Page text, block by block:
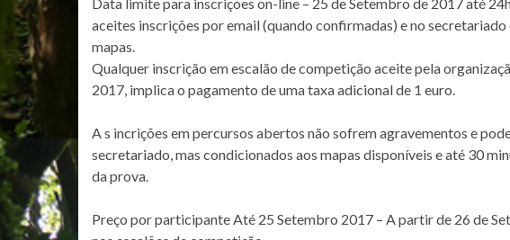
aceites inscrições por email (quando confirmadas) e no
mapas.
Qualquer inscrição em escalão de competição aceite pela
2017, implica o pagamento de uma taxa adicional de 1 euro.
A s incrições em percursos abertos não sofrem agravementos e
secretariado, mas condicionados aos mapas disponíveis e até 30
da prova.
Preço por participante Até 25 Setembro 2017 – A partir de 26 de